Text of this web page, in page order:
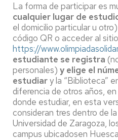
La forma de participar es
cualquier lugar de
el domicilio particular u
código QR o acceder al
https://
estudiante se registra
personales) y elige el
estudiary la “Biblioteca”
diferencia de otros años, en
donde estudiar, en esta
consideran tres dentro de
Universidad de Zaragoza,
campus ubicadosen